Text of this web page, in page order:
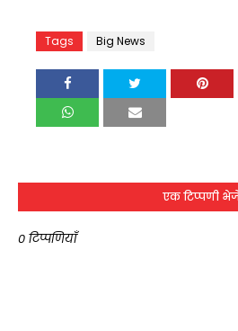
Tags Big News
एक टिप्पणी
0 टिप्पणियाँ